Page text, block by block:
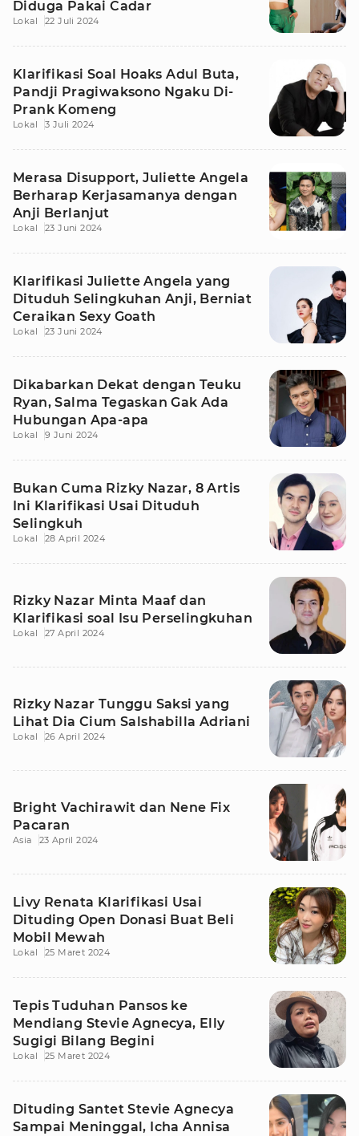
Diduga Pakai Cadar
Lokal 22 Juli 2024
Klarifikasi Soal Hoaks Adul Buta,
Pandji Pragiwaksono Ngaku Di-
Prank Komeng
Lokal 3 Juli 2024
Merasa Disupport, Juliette Angela
Berharap Kerjasamanya dengan
Anji Berlanjut
Lokal 23 Juni 2024
Klarifikasi Juliette Angela yang
Dituduh Selingkuhan Anji, Berniat
Ceraikan Sexy Goath
Lokal 23 Juni 2024
Dikabarkan Dekat dengan Teuku
Ryan, Salma Tegaskan Gak Ada
Hubungan Apa-apa
Lokal 9 Juni 2024
Bukan Cuma Rizky Nazar, 8 Artis
Ini Klarifikasi Usai Dituduh
Selingkuh
Lokal 28 April 2024
Rizky Nazar Minta Maaf dan
Klarifikasi soal Isu Perselingkuhan
Lokal 27 April 2024
Rizky Nazar Tunggu Saksi yang
Lihat Dia Cium Salshabilla Adriani
Lokal 26 April 2024
Bright Vachirawit dan Nene Fix
Pacaran
Asia 23 April 2024
Livy Renata Klarifikasi Usai
Dituding Open Donasi Buat Beli
Mobil Mewah
Lokal 25 Maret 2024
Tepis Tuduhan Pansos ke
Mendiang Stevie Agnecya, Elly
Sugigi Bilang Begini
Lokal 25 Maret 2024
Dituding Santet Stevie Agnecya
Sampai Meninggal, Icha Annisa